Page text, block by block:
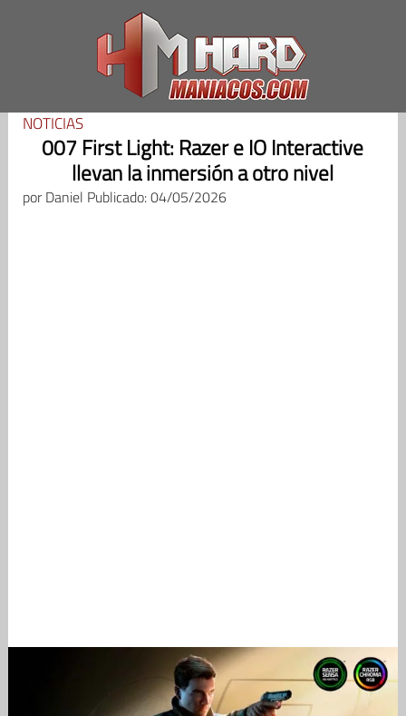
NOTICIAS
007 First Light: Razer e IO Interactive
llevan la inmersión a otro nivel
porDaniel Publicado: 04/05/2026